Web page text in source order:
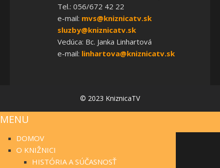
Tel.: 056/672 42 22
e-mail: mvs@kniznicatv.sk
sluzby@kniznicatv.sk
Vedúca: Bc. Janka Linhartová
e-mail: linhartova@kniznicatv.sk
© 2023 KniznicaTV
MENU
DOMOV
O KNIŽNICI
HISTÓRIA A SÚČASNOSŤ